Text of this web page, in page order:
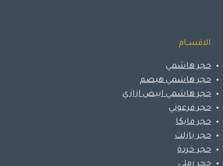
الاقســام
حجر هاشمي
حجر هاشمي هيصم
حجر هاشمي ابيض ازازي
حجر فرعوني
حجر مايكا
حجر بازلت
حجر خردة
حجر رملي